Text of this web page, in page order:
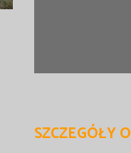
SZCZEGÓŁY